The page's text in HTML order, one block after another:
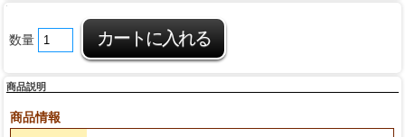
数量
商品説明
商品情報